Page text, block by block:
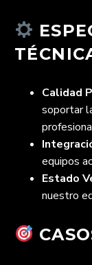
Calidad
soportar
equipos
Estado
nuestro